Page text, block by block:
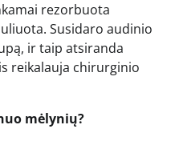
rezorbuota
Susidaro audinio
ir taip atsiranda
reikalauja chirurginio
mėlynių?